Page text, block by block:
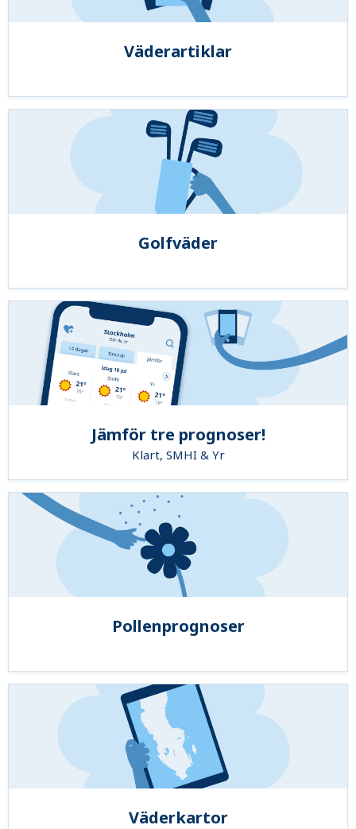
Väderartiklar
Golfväder
Jämför tre prognoser!
Klart, SMHI & Yr
Pollenprognoser
Väderkartor